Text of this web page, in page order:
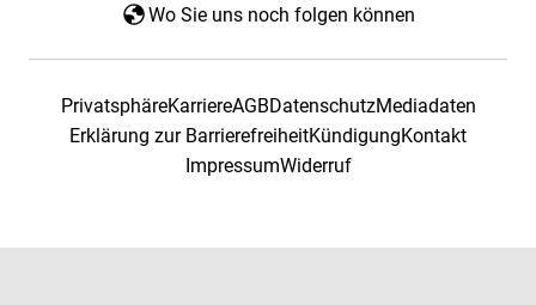
Wo Sie uns noch folgen können
PrivatsphäreKarriereAGBDatenschutzMediadaten
Erklärung zur BarrierefreiheitKündigungKontakt
ImpressumWiderruf